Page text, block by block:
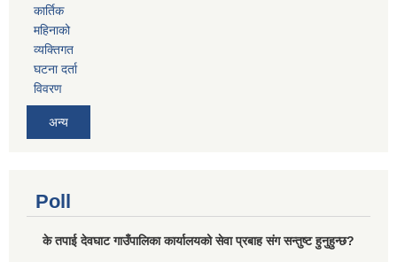
कार्तिक
महिनाको
व्यक्तिगत
घटना दर्ता
विवरण
अन्य
Poll
के तपाई देवघाट गाउँपालिका कार्यालयको सेवा प्रबाह संग सन्तुष्ट हुनुहुन्छ?